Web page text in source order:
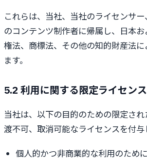
これらは、当社、当社のライセンサ
のコンテンツ制作者に帰属し、日本
権法、商標法、その他の知的財産法
ます。
5.2 利用に関する限定ライセンス
当社は、以下の目的のための限定さ
渡不可、取消可能なライセンスを付与
個人的かつ非商業的な利用のため